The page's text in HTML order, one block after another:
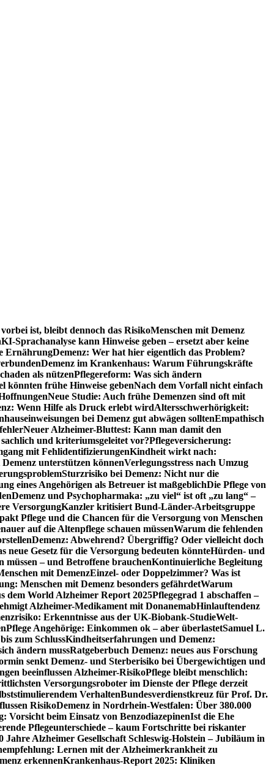
ist, bleibt dennoch das RisikoMenschen mit Demenz
KI-Sprachanalyse kann Hinweise geben – ersetzt aber keine
ErnährungDemenz: Wer hat hier eigentlich das Problem?
Demenz im Krankenhaus: Warum Führungskräfte
als nützenPflegereform: Was sich ändern
könnten frühe Hinweise gebenNach dem Vorfall nicht einfach
Neue Studie: Auch frühe Demenzen sind oft mit
Wenn Hilfe als Druck erlebt wirdAltersschwerhörigkeit:
bei Demenz gut abwägen solltenEmpathisch
Neuer Alzheimer-Bluttest: Kann man damit den
und kriteriumsgeleitet vor?Pflegeversicherung:
mit FehlidentifizierungenKindheit wirkt nach:
unterstützen könnenVerlegungsstress nach Umzug
Sturzrisiko bei Demenz: Nicht nur die
eines Angehörigen als Betreuer ist maßgeblichDie Pflege von
Demenz und Psychopharmaka: „zu viel“ ist oft „zu lang“ –
VersorgungKanzler kritisiert Bund-Länder-Arbeitsgruppe
Pflege und die Chancen für die Versorgung von Menschen
auf die Altenpflege schauen müssenWarum die fehlenden
Demenz: Abwehrend? Übergriffig? Oder vielleicht doch
neue Gesetz für die Versorgung bedeuten könnteHürden- und
– und Betroffene brauchenKontinuierliche Begleitung
mit DemenzEinzel- oder Doppelzimmer? Was ist
Menschen mit Demenz besonders gefährdetWarum
dem World Alzheimer Report 2025Pflegegrad 1 abschaffen –
Alzheimer-Medikament mit DonanemabHinlauftendenz
Erkenntnisse aus der UK-Biobank-StudieWelt-
Pflege Angehörige: Einkommen ok – aber überlastetSamuel L.
zum SchlussKindheitserfahrungen und Demenz:
ändern mussRatgeberbuch Demenz: neues aus Forschung
senkt Demenz- und Sterberisiko bei Übergewichtigen und
beeinflussen Alzheimer-RisikoPflege bleibt menschlich:
Versorgungsroboter im Dienste der Pflege derzeit
VerhaltenBundesverdienstkreuz für Prof. Dr.
RisikoDemenz in Nordrhein-Westfalen: Über 380.000
Vorsicht beim Einsatz von BenzodiazepinenIst die Ehe
Pflegeunterschiede – kaum Fortschritte bei riskanter
Jahre Alzheimer Gesellschaft Schleswig-Holstein – Jubiläum in
Lernen mit der Alzheimerkrankheit zu
erkennenKrankenhaus-Report 2025: Kliniken